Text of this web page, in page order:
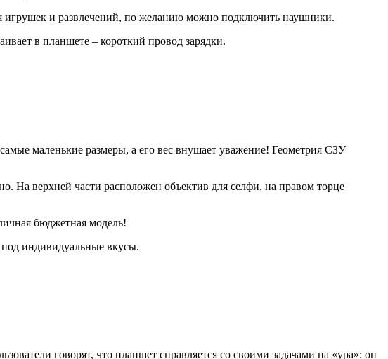
игрушек и развлечений, по желанию можно подключить наушники.
в планшете – короткий провод зарядки.
маленькие размеры, а его вес внушает уважение! Геометрия СЗУ
На верхней части расположен объектив для селфи, на правом торце
бюджетная модель!
индивидуальные вкусы.
говорят, что планшет справляется со своими задачами на «ура»: он